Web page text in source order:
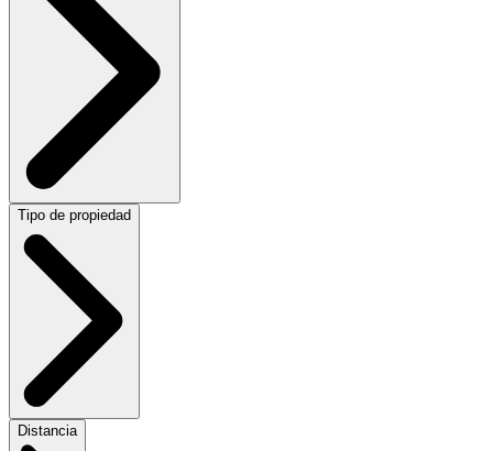
Tipo de propiedad
Distancia